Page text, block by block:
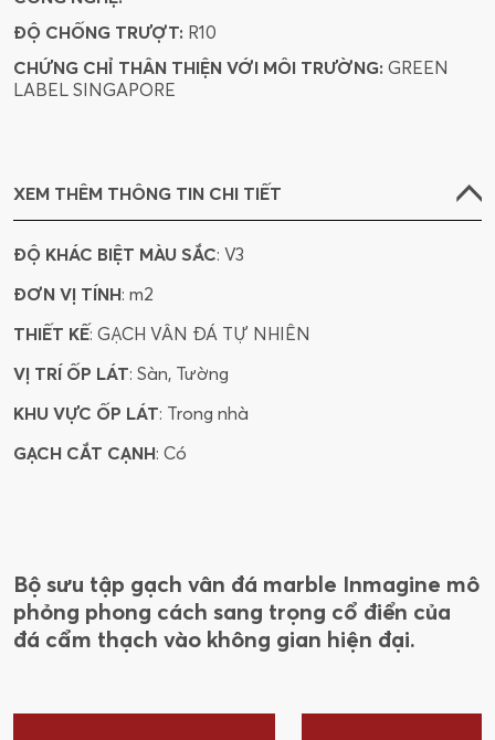
ĐỘ CHỐNG TRƯỢT: R10
CHỨNG CHỈ THÂN THIỆN VỚI MÔI TRƯỜNG: GREEN
LABEL SINGAPORE
XEM THÊM THÔNG TIN CHI TIẾT
ĐỘ KHÁC BIỆT MÀU SẮC: V3
ĐƠN VỊ TÍNH: m2
THIẾT KẾ: GẠCH VÂN ĐÁ TỰ NHIÊN
VỊ TRÍ ỐP LÁT: Sàn, Tường
KHU VỰC ỐP LÁT: Trong nhà
GẠCH CẮT CẠNH: Có
Bộ sưu tập gạch vân đá marble Inmagine mô
phỏng phong cách sang trọng cổ điển của
đá cẩm thạch vào không gian hiện đại.